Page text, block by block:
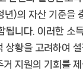
년)의 자산 기준을
됩니다. 이러한 소
상황을 고려하여
거 지원의 기회를